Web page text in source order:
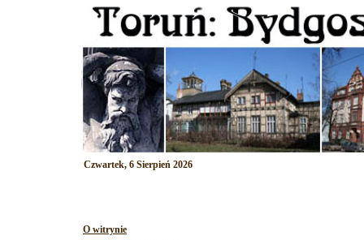
Czwartek, 6 Sierpień 2026
O witrynie